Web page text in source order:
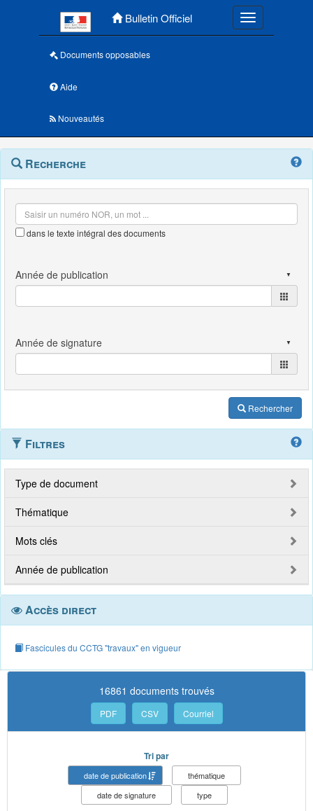
Bulletin Officiel Toggle
Documents opposables
Aide
Nouveautés
Navigation
outils
Menu
contextuel
Recherche
dans le texte intégral des documents
Rechercher
Filtres
Type de document
Thématique
Mots clés
Année de publication
Accès direct
Fascicules du CCTG "travaux" en vigueur
16861 documents trouvés
PDF CSV Courriel
Tri par
date de publication
thématique
date de signature
type